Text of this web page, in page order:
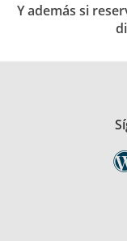
Y además si